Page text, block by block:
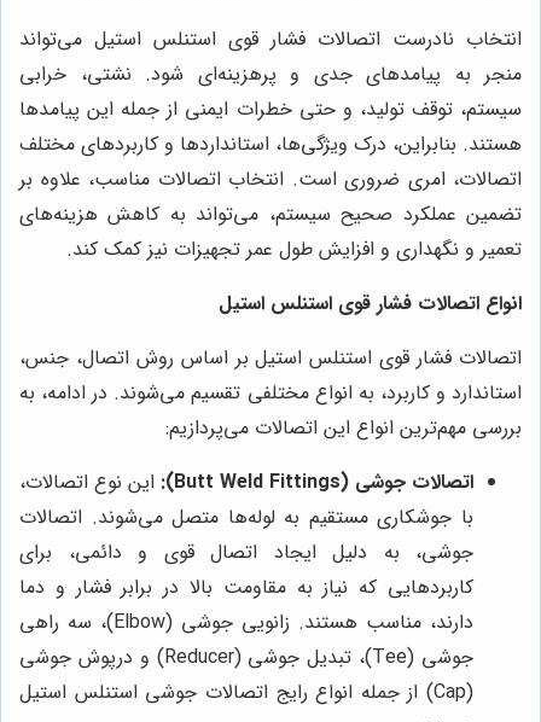
انتخاب نادرست اتصالات فشار قوی استنلس استیل می‌تواند
منجر به پیامدهای جدی و پرهزینه‌ای شود. نشتی، خرابی
سیستم، توقف تولید، و حتی خطرات ایمنی از جمله این پیامدها
هستند. بنابراین، درک ویژگی‌ها، استانداردها و کاربردهای مختلف
اتصالات، امری ضروری است. انتخاب اتصالات مناسب، علاوه بر
تضمین عملکرد صحیح سیستم، می‌تواند به کاهش هزینه‌های
تعمیر و نگهداری و افزایش طول عمر تجهیزات نیز کمک کند.
انواع اتصالات فشار قوی استنلس استیل
اتصالات فشار قوی استنلس استیل بر اساس روش اتصال، جنس،
استاندارد و کاربرد، به انواع مختلفی تقسیم می‌شوند. در ادامه، به
بررسی مهم‌ترین انواع این اتصالات می‌پردازیم:
اتصالات جوشی (Butt Weld Fittings):
این نوع اتصالات،
با جوشکاری مستقیم به لوله‌ها متصل می‌شوند. اتصالات
جوشی، به دلیل ایجاد اتصال قوی و دائمی، برای
کاربردهایی که نیاز به مقاومت بالا در برابر فشار و دما
دارند، مناسب هستند. زانویی جوشی (Elbow)، سه راهی
جوشی (Tee)، تبدیل جوشی (Reducer) و درپوش جوشی
(Cap) از جمله انواع رایج اتصالات جوشی استنلس استیل